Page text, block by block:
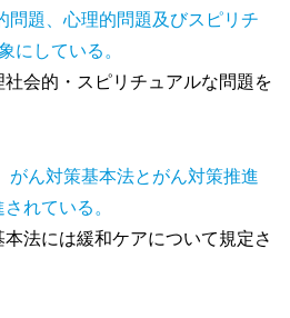
題、心理的問題及びスピリチ
にしている。
会的・スピリチュアルな問題を
ん対策基本法とがん対策推進
れている。
法には緩和ケアについて規定さ